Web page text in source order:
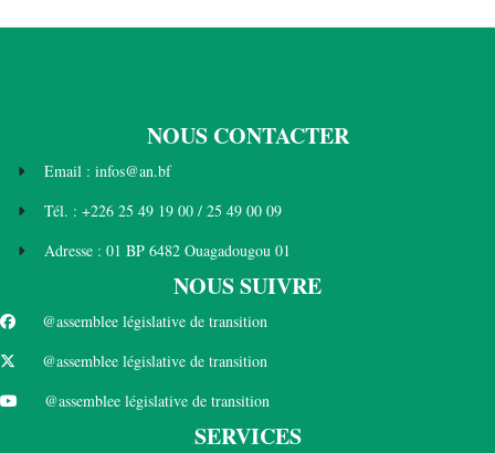
NOUS CONTACTER
Email : infos@an.bf
Tél. : +226 25 49 19 00 / 25 49 00 09
Adresse : 01 BP 6482 Ouagadougou 01
NOUS SUIVRE
@assemblee législative de transition
@assemblee législative de transition
@assemblee législative de transition
SERVICES